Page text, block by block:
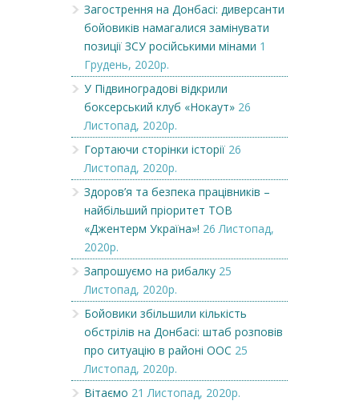
Загострення на Донбасі: диверсанти
бойовиків намагалися замінувати
позиції ЗСУ російськими мінами 1
Грудень, 2020р.
У Підвиноградові відкрили
боксерський клуб «Нокаут» 26
Листопад, 2020р.
Гортаючи сторінки історії 26
Листопад, 2020р.
Здоров’я та безпека працівників –
найбільший пріоритет ТОВ
«Джентерм Україна»! 26 Листопад,
2020р.
Запрошуємо на рибалку 25
Листопад, 2020р.
Бойовики збільшили кількість
обстрілів на Донбасі: штаб розповів
про ситуацію в районі ООС 25
Листопад, 2020р.
Вітаємо 21 Листопад, 2020р.